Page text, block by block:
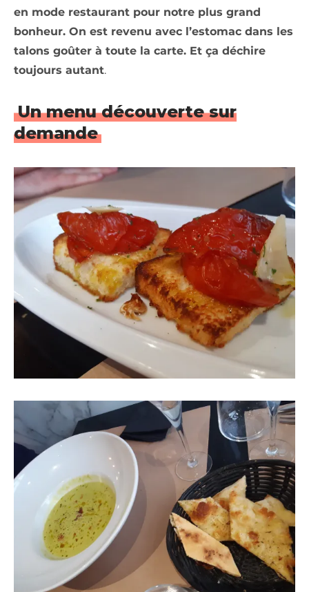
en mode restaurant pour notre plus grand
bonheur. On est revenu avec l’estomac dans les
talons goûter à toute la carte. Et ça déchire
toujours autant.
Un menu découverte sur
demande